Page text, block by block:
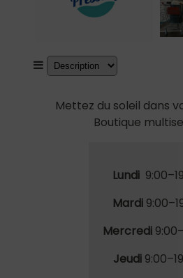
Mettez du soleil dans
Boutique
Lundi
Mardi9:00
Mercredi 9:00
Jeudi 9:00–19